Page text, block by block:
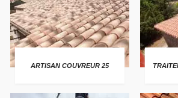
ARTISAN COUVREUR 25